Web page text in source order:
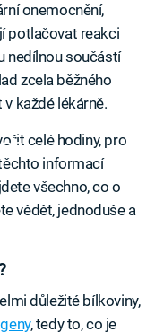
onemocnění,
potlačovat reakci
nedílnou součástí
zcela běžného
každé lékárně.
celé hodiny, pro
informací
všechno, co o
vědět, jednoduše a
důležité bílkoviny,
, tedy to, co je